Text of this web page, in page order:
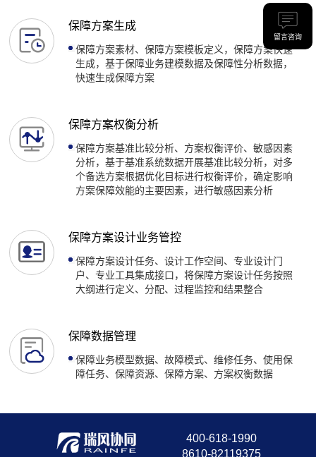
保障方案生成
保障方案素材、保障方案模板定义，保障方案快速
生成，基于保障业务建模数据及保障性分析数据，
快速生成保障方案
保障方案权衡分析
保障方案基准比较分析、方案权衡评价、敏感因素
分析，基于基准系统数据开展基准比较分析，对多
个备选方案根据优化目标进行权衡评价，确定影响
方案保障效能的主要因素，进行敏感因素分析
保障方案设计业务管控
保障方案设计任务、设计工作空间、专业设计门
户、专业工具集成接口，将保障方案设计任务按照
大纲进行定义、分配、过程监控和结果整合
保障数据管理
保障业务模型数据、故障模式、维修任务、使用保
障任务、保障资源、保障方案、方案权衡数据
留言咨询
400-618-1990
8610-82119375